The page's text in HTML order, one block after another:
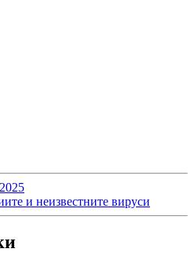
и неизвестните вируси